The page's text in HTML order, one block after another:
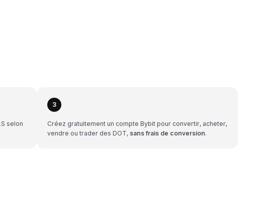
selon
3
Créez gratuitement un compte Bybit pour convertir, acheter,
vendre ou trader des DOT, sans frais de conversion.